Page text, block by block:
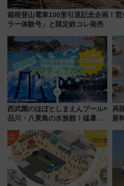
箱根登山電車100形引退記念企画！
ラー体験号」と限定鉄コレ発売
西武園のほぼとしまえんプール×
品川・八景島の水族館！猛暑を
夏休みをお得に楽しむ！
再
新
や
店